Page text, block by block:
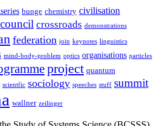
bunge chemistry civilisation
council crossroads demonstrations
federation join keynotes linguistics
mind-body-problem optics organisations particles
project quantum
scientfic sociology speeches stuff summit
wallner zeilinger